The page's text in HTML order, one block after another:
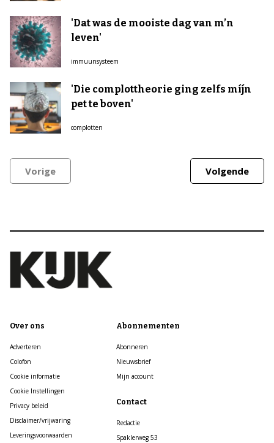
'Dat was de mooiste dag van m’n
leven'
immuunsysteem
'Die complottheorie ging zelfs míjn
pet te boven'
complotten
Vorige Volgende
Over ons
Adverteren
Colofon
Cookie informatie
Cookie Instellingen
Privacy beleid
Disclaimer/vrijwaring
Leveringsvoorwaarden
Abonnementen
Abonneren
Nieuwsbrief
Mijn account
Contact
Redactie
Spaklerweg 53